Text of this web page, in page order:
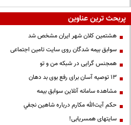
پربحث ترین عناوین
هشتمین کلان شهر ایران مشخص شد
سوابق بیمه شدگان روی سایت تامین اجتماعی
همجنس گرایی در شبکه من و تو
13 توصیه آسان برای رفع بوی بد دهان
مشاهده سامانه آنلاين سوابق بیمه
حكم آيت‌الله مكارم درباره شاهين نجفي
سایتهای همسریابی!